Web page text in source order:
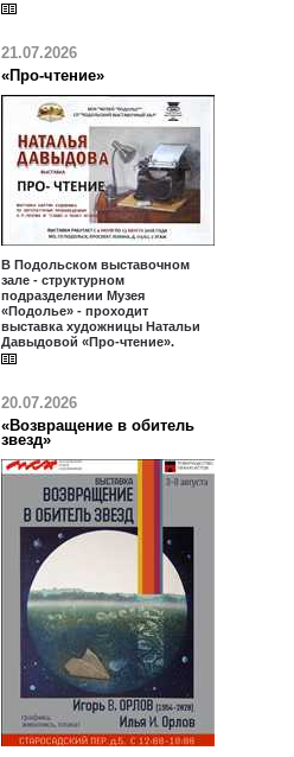
21.07.2026
«Про-чтение»
В Подольском выставочном
зале - структурном
подразделении Музея
«Подолье» - проходит
выставка художницы Натальи
Давыдовой «Про-чтение».
20.07.2026
«Возвращение в обитель
звезд»